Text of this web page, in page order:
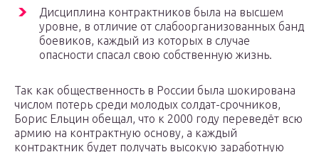
Дисциплина контрактников была на высшем
уровне, в отличие от слабоорганизованных банд
боевиков, каждый из которых в случае
опасности спасал свою собственную жизнь.
Так как общественность в России была шокирована
числом потерь среди молодых солдат-срочников,
Борис Ельцин обещал, что к 2000 году переведёт всю
армию на контрактную основу, а каждый
контрактник будет получать высокую заработную